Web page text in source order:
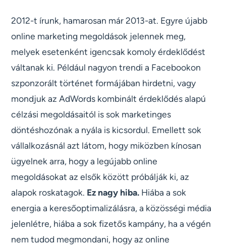
2012-t írunk, hamarosan már 2013-at. Egyre újabb
online marketing megoldások jelennek meg,
melyek esetenként igencsak komoly érdeklődést
váltanak ki. Például nagyon trendi a Facebookon
szponzorált történet formájában hirdetni, vagy
mondjuk az AdWords kombinált érdeklődés alapú
célzási megoldásaitól is sok marketinges
döntéshozónak a nyála is kicsordul. Emellett sok
vállalkozásnál azt látom, hogy miközben kínosan
ügyelnek arra, hogy a legújabb online
megoldásokat az elsők között próbálják ki, az
alapok roskatagok. Ez nagy hiba. Hiába a sok
energia a keresőoptimalizálásra, a közösségi média
jelenlétre, hiába a sok fizetős kampány, ha a végén
nem tudod megmondani, hogy az online